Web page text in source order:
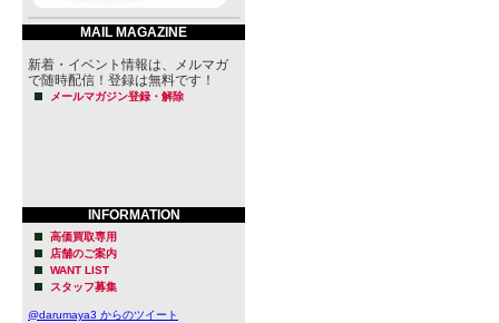
MAIL MAGAZINE
新着・イベント情報は、メルマガ
で随時配信！登録は無料です！
メールマガジン登録・解除
INFORMATION
高価買取専用
店舗のご案内
WANT LIST
スタッフ募集
@darumaya3 からのツイート